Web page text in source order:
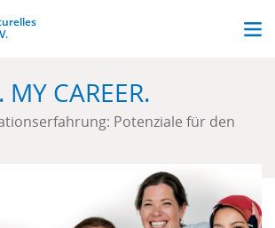
CAREER.
Potenziale für den